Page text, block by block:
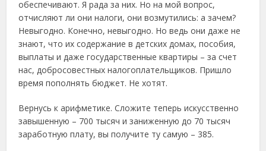
обеспечивают. Я рада за них. Но на мой вопрос,
отчисляют ли они налоги, они возмутились: а зачем?
Невыгодно. Конечно, невыгодно. Но ведь они даже не
знают, что их содержание в детских домах, пособия,
выплаты и даже государственные квартиры – за счет
нас, добросовестных налогоплательщиков. Пришло
время пополнять бюджет. Не хотят.
Вернусь к арифметике. Сложите теперь искусственно
завышенную – 700 тысяч и заниженную до 70 тысяч
заработную плату, вы получите ту самую – 385.